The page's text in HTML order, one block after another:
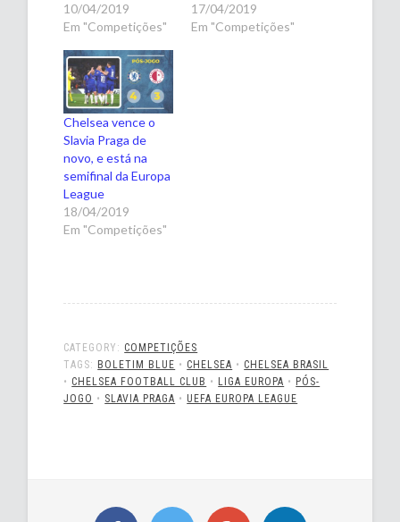
10/04/2019
Em "Competições"
17/04/2019
Em "Competições"
Chelsea vence o
Slavia Praga de
novo, e está na
semifinal da Europa
League
18/04/2019
Em "Competições"
CATEGORY: COMPETIÇÕES
TAGS: BOLETIM BLUE • CHELSEA • CHELSEA BRASIL
• CHELSEA FOOTBALL CLUB • LIGA EUROPA • PÓS-
JOGO • SLAVIA PRAGA • UEFA EUROPA LEAGUE